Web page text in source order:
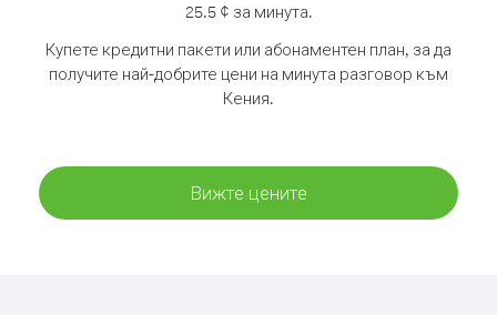
25.5 ¢ за минута.
Купете кредитни пакети или абонаментен план, за да
получите най-добрите цени на минута разговор към
Кения.
Вижте цените